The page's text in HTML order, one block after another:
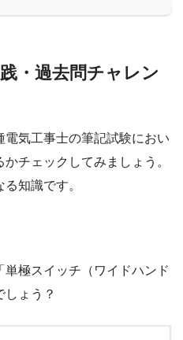
・過去問チャレン
電気工事士の筆記試験におい
チェックしてみましょう。
知識です。
極スイッチ（ワイドハンド
しょう？